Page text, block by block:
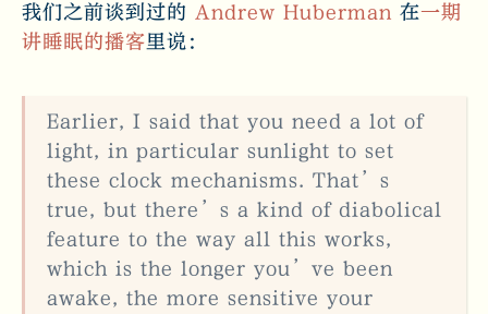
我们之前谈到过的 Andrew Huberman 在一期
讲睡眠的播客里说：
Earlier, I said that you need a lot of
light, in particular sunlight to set
these clock mechanisms. That’s
true, but there’s a kind of diabolical
feature to the way all this works,
which is the longer you’ve been
awake, the more sensitive your